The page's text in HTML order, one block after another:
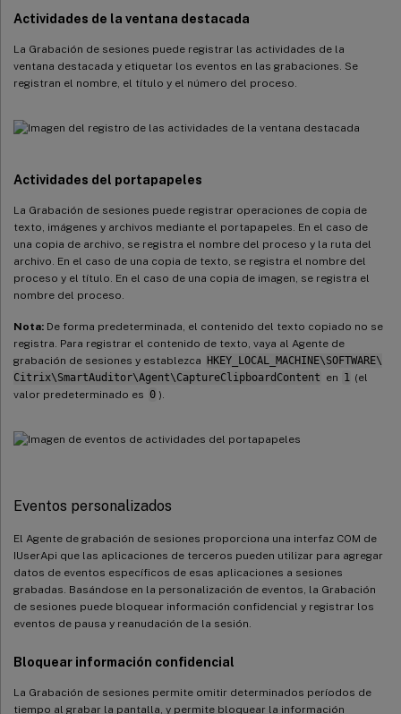
Actividades de la ventana destacada
La Grabación de sesiones puede registrar las actividades de la
ventana destacada y etiquetar los eventos en las grabaciones. Se
registran el nombre, el título y el número del proceso.
Actividades del portapapeles
La Grabación de sesiones puede registrar operaciones de copia de
texto, imágenes y archivos mediante el portapapeles. En el caso de
una copia de archivo, se registra el nombre del proceso y la ruta del
archivo. En el caso de una copia de texto, se registra el nombre del
proceso y el título. En el caso de una copia de imagen, se registra el
nombre del proceso.
Nota: De forma predeterminada, el contenido del texto copiado no se
registra. Para registrar el contenido de texto, vaya al Agente de
grabación de sesiones y establezca HKEY_LOCAL_MACHINE\SOFTWARE\
Citrix\SmartAuditor\Agent\CaptureClipboardContent en 1 (el
valor predeterminado es 0 ).
Eventos personalizados
El Agente de grabación de sesiones proporciona una interfaz COM de
IUserApi que las aplicaciones de terceros pueden utilizar para agregar
datos de eventos específicos de esas aplicaciones a sesiones
grabadas. Basándose en la personalización de eventos, la Grabación
de sesiones puede bloquear información confidencial y registrar los
eventos de pausa y reanudación de la sesión.
Bloquear información confidencial
La Grabación de sesiones permite omitir determinados períodos de
tiempo al grabar la pantalla, y permite bloquear la información